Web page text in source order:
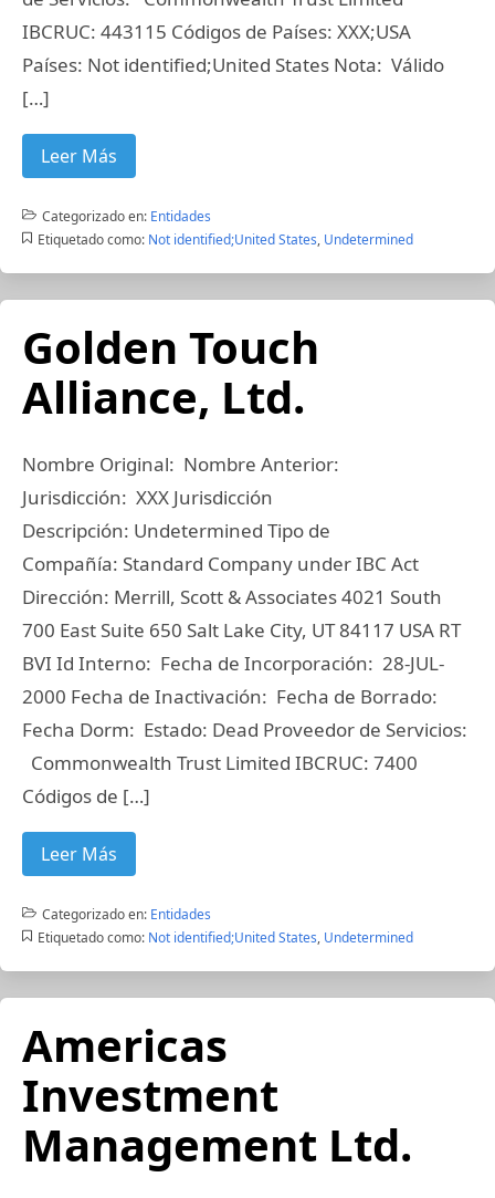
IBCRUC: 443115 Códigos de Países: XXX;USA
Países: Not identified;United States Nota: Válido
[…]
Leer Más
Categorizado en: Entidades
Etiquetado como: Not identified;United States, Undetermined
Golden Touch
Alliance, Ltd.
Nombre Original: Nombre Anterior:
Jurisdicción: XXX Jurisdicción
Descripción: Undetermined Tipo de
Compañía: Standard Company under IBC Act
Dirección: Merrill, Scott & Associates 4021 South
700 East Suite 650 Salt Lake City, UT 84117 USA RT
BVI Id Interno: Fecha de Incorporación: 28-JUL-
2000 Fecha de Inactivación: Fecha de Borrado:
Fecha Dorm: Estado: Dead Proveedor de Servicios:
Commonwealth Trust Limited IBCRUC: 7400
Códigos de […]
Leer Más
Categorizado en: Entidades
Etiquetado como: Not identified;United States, Undetermined
Americas
Investment
Management Ltd.